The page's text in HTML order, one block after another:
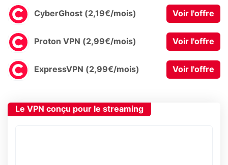
CyberGhost (2,19€/mois) Voir l'offre
Proton VPN (2,99€/mois) Voir l'offre
ExpressVPN (2,99€/mois) Voir l'offre
Le VPN conçu pour le streaming